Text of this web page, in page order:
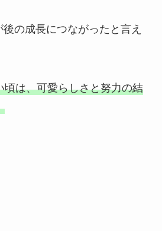
の成長につながったと言え
頃は、可愛らしさと努力の結